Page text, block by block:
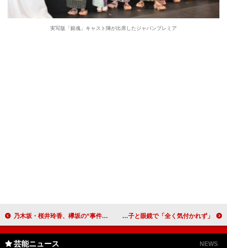
実写版「銀魂」キャスト陣が出席したジャパンプレミア
乃木坂・桜井玲香、欅坂の“事件”に「残念」 今後も握手会は「やっていきたい」 タッキー、有岡大貴と主演作を“極秘鑑賞” マスクに帽子と眼鏡で「全く気付かれず」
芸能ニュース NEWS